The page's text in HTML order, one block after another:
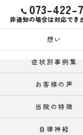
073-422-
非通知の場合は対応でき
想い
症状別事例集
お客様の声
当院の特徴
自律神経